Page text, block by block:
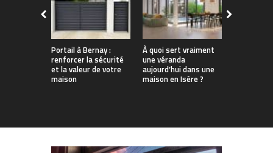
Portail à Bernay :
renforcer la sécurité
et la valeur de votre
maison
À quoi sert vraiment
une véranda
aujourd’hui dans une
maison en Isère ?